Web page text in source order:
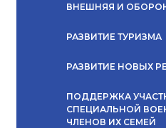
ВНЕШНЯЯ И
РАЗВИТИЕ ТУРИЗМА
РАЗВИТИЕ НОВЫХ
ПОДДЕРЖКА
СПЕЦИАЛЬНОЙ
ЧЛЕНОВ ИХ СЕМЕЙ